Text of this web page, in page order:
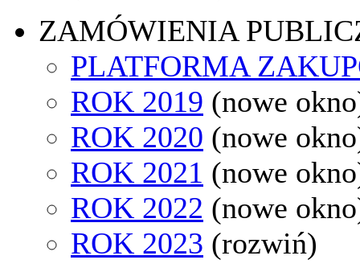
ZAMÓWIENIA
PLATFORMA
ROK 2019 (nowe
ROK 2020 (nowe
ROK 2021 (nowe
ROK 2022 (nowe
ROK 2023 (rozwiń)